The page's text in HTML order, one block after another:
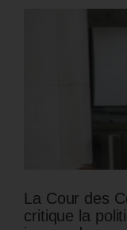
La Cour des
critique la